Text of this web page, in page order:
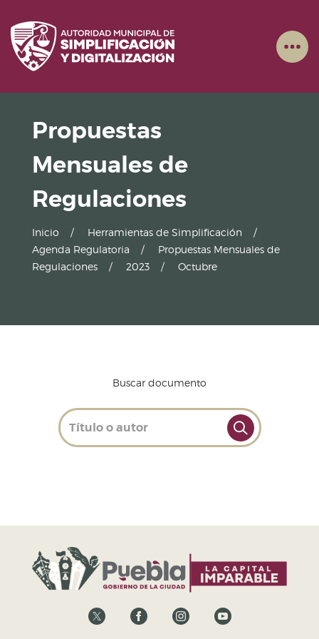
Propuestas
Mensuales de
Regulaciones
Inicio
Herramientas de Simplificación
Agenda Regulatoria
Propuestas Mensuales de
Regulaciones
2023 Octubre
Buscar documento